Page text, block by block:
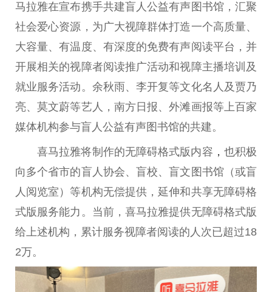
马拉雅在宣布携手共建盲人公益有声图书馆，汇聚
社会爱心资源，为广大视障群体打造一个高质量、
大容量、有温度、有深度的免费有声阅读平台，并
开展相关的视障者阅读推广活动和视障主播培训及
就业服务活动。余秋雨、李开复等文化名人及贾乃
亮、莫文蔚等艺人，南方日报、外滩画报等上百家
媒体机构参与盲人公益有声图书馆的共建。
喜马拉雅将制作的无障碍格式版内容 ， 也积极
向多个省市的盲人协会、盲校、盲文图书馆（或盲
人阅览室）等机构无偿提供，延伸和共享无障碍格
式版服务能力。当前，喜马拉雅提供无障碍格式版
给上述机构，累计服务视障者阅读的人次已超过18
2万。